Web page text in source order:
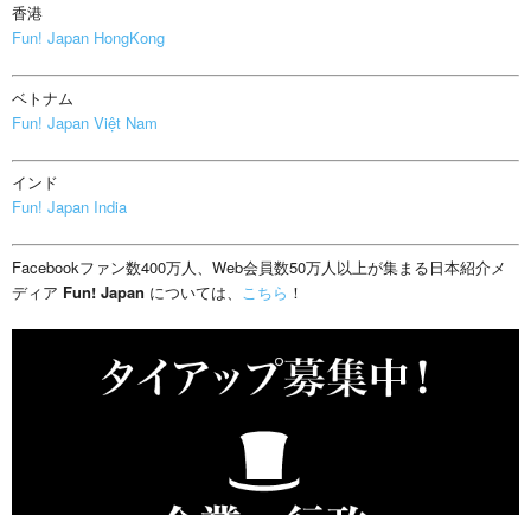
香港
Fun! Japan HongKong
ベトナム
Fun! Japan Việt Nam
インド
Fun! Japan India
Facebookファン数400万人、Web会員数50万人以上が集まる日本紹介メ
ディア Fun! Japan については、 こちら ！